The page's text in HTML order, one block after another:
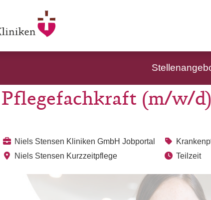
Pflegefachkraft (m/w/
Niels Stensen Kliniken GmbH Jobportal
Niels Stensen Kurzzeitpflege
Teilzeit